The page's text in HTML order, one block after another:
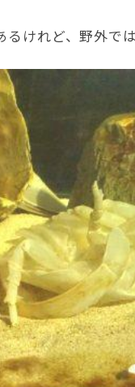
るけれど、野外では